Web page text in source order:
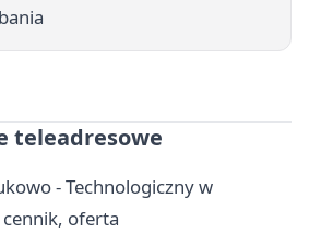
teleadresowe
- Technologiczny w
oferta